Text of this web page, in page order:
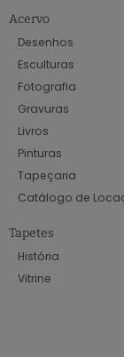
Acervo
Desenhos
Esculturas
Fotografia
Gravuras
Livros
Pinturas
Tapeçaria
Catálogo de
Tapetes
História
Vitrine